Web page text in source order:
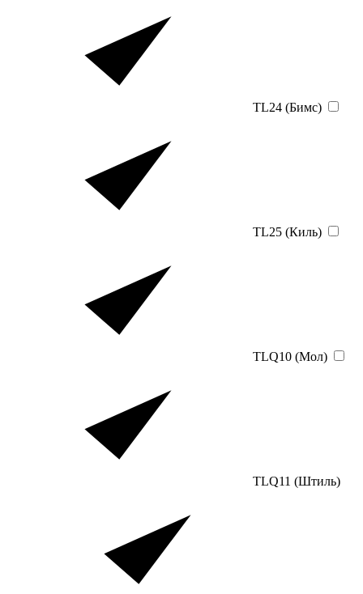
TL24 (Бимс)
TL25 (Киль)
TLQ10 (Мол)
TLQ11 (Штиль)